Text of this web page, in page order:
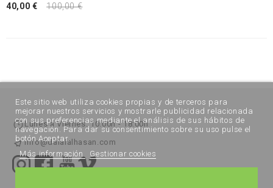
40,00 € 100,00 €
Lunes a Viernes: 10:00h - 18:00h
info@dalalalhasan.com
Este sitio web utiliza cookies propias y de terceros para
mejorar nuestros servicios y mostrarle publicidad relacionada
con sus preferencias mediante el análisis de sus hábitos de
navegación. Para dar su consentimiento sobre su uso pulse el
botón Aceptar.
Más información
Gestionar cookies